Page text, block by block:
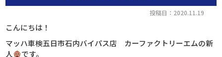
投稿日：2020.11.19
こんにちは！
マッハ車検五日市石内バイパス店 カーファクトリーエムの新
人
です。